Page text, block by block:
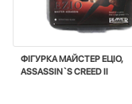
ФІГУРКА МАЙСТЕР ЕЦІО,
ASSASSIN`S CREED II